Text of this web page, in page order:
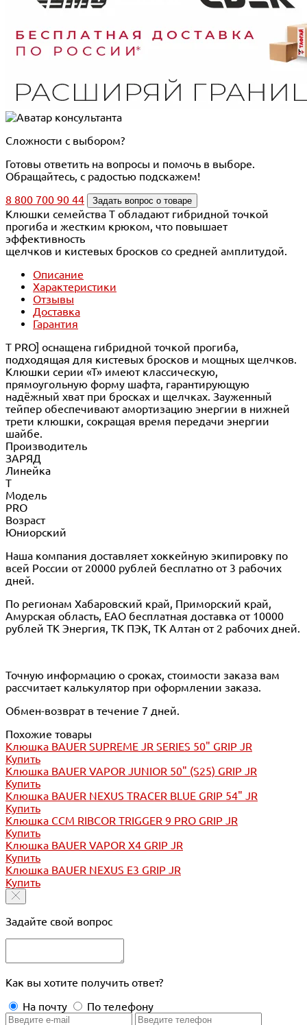
Сложности с выбором?
Готовы ответить на вопросы и помочь в выборе.
Обращайтесь, с радостью подскажем!
8 800 700 90 44
Задать вопрос о товаре
Клюшки семейства Т обладают гибридной точкой
прогиба и жестким крюком, что повышает
эффективность
щелчков и кистевых бросков со средней амплитудой.
Описание
Характеристики
Отзывы
Доставка
Гарантия
Т PRO] оснащена гибридной точкой прогиба,
подходящая для кистевых бросков и мощных щелчков.
Клюшки серии «Т» имеют классическую,
прямоугольную форму шафта, гарантирующую
надёжный хват при бросках и щелчках. Зауженный
тейпер обеспечивают амортизацию энергии в нижней
трети клюшки, сокращая время передачи энергии
шайбе.
Производитель
ЗАРЯД
Линейка
Т
Модель
PRO
Возраст
Юниорский
Наша компания доставляет хоккейную экипировку по
всей России от 20000 рублей бесплатно от 3 рабочих
дней.
По регионам Хабаровский край, Приморский край,
Амурская область, ЕАО бесплатная доставка от 10000
рублей ТК Энергия, ТК ПЭК, ТК Алтан от 2 рабочих дней.
Точную информацию о сроках, стоимости заказа вам
рассчитает калькулятор при оформлении заказа.
Обмен-возврат в течение 7 дней.
Похожие товары
Клюшка BAUER SUPREME JR SERIES 50" GRIP JR
Купить
Клюшка BAUER VAPOR JUNIOR 50" (S25) GRIP JR
Купить
Клюшка BAUER NEXUS TRACER BLUE GRIP 54" JR
Купить
Клюшка CCM RIBCOR TRIGGER 9 PRO GRIP JR
Купить
Клюшка BAUER VAPOR X4 GRIP JR
Купить
Клюшка BAUER NEXUS E3 GRIP JR
Купить
Задайте свой вопрос
Как вы хотите получить ответ?
На почту
По телефону